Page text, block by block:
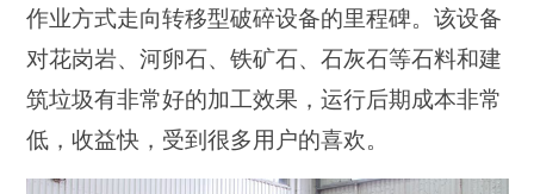
作业方式走向转移型破碎设备的里程碑。该设备
对花岗岩、河卵石、铁矿石、石灰石等石料和建
筑垃圾有非常好的加工效果，运行后期成本非常
低，收益快，受到很多用户的喜欢。